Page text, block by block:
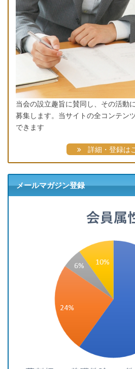
当会の設立趣旨に賛同し、その活動
募集します。当サイトの全コンテン
できます
詳細・登録は
メールマガジン登録